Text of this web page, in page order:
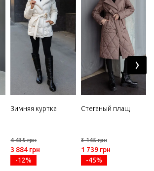
Зимняя куртка
4 435 грн
3 884 грн
-12%
Стеганый плащ
3 145 грн
1 739 грн
-45%
›